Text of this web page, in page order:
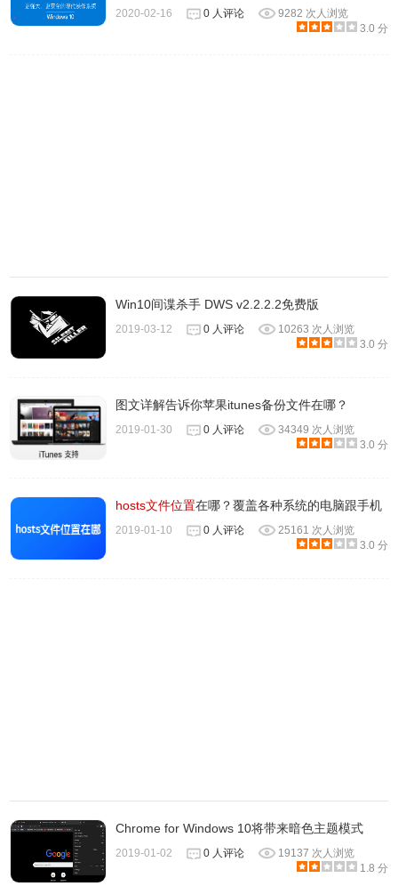
选择记事本，在文末添加 ip 地址和域名（之间加一个空
2020-02-16 0 人评论
9282 次人浏览
3.0 分
Win10间谍杀手 DWS v2.2.2.2免费版
2019-03-12 0 人评论
10263 次人浏览
3.0 分
图文详解告诉你苹果itunes备份文件在哪？
2019-01-30 0 人评论
34349 次人浏览
3.0 分
hosts文件位置在哪？覆盖各种系统的电脑跟手机
2019-01-10 0 人评论
25161 次人浏览
3.0 分
Chrome for Windows 10将带来暗色主题模式
2019-01-02 0 人评论
19137 次人浏览
1.8 分